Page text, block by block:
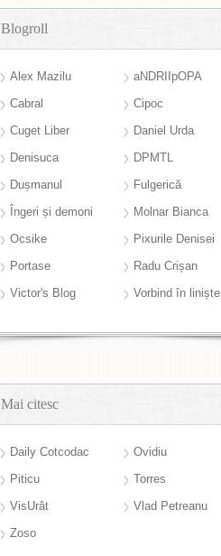
Blogroll
Alex Mazilu
aNDRIIpOPA
Cabral
Cipoc
Cuget Liber
Daniel Urda
Denisuca
DPMTL
Dușmanul
Fulgerică
Îngeri și demoni
Molnar Bianca
Ocsike
Pixurile Denisei
Portase
Radu Crișan
Victor's Blog
Vorbind în liniște
Mai citesc
Daily Cotcodac
Ovidiu
Piticu
Torres
VisUrât
Vlad Petreanu
Zoso